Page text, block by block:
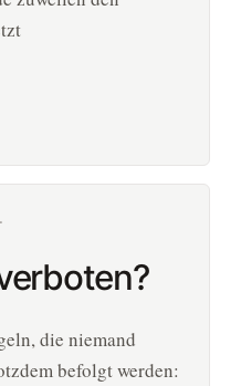
die niemand
befolgt werden: